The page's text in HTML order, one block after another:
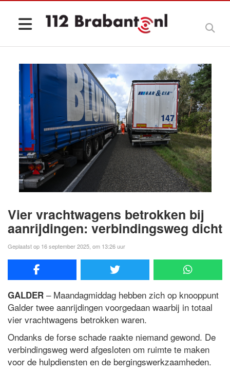
Vier vrachtwagens betrokken bij
aanrijdingen: verbindingsweg dicht
Geplaatst op 16 september 2025, om 13:26 uur
GALDER – Maandagmiddag hebben zich op knooppunt
Galder twee aanrijdingen voorgedaan waarbij in totaal
vier vrachtwagens betrokken waren.
Ondanks de forse schade raakte niemand gewond. De
verbindingsweg werd afgesloten om ruimte te maken
voor de hulpdiensten en de bergingswerkzaamheden.